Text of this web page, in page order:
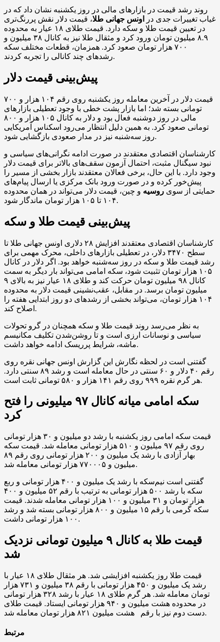
روند رشد قیمت در بازار‌های مالی در روز یکشنبه نشان داد که در
غیاب تغییرات جدی در
اونس جهانی طلا، قیمت دلار نقش پررنگ‌تری
در تعیین قیمت طلا و سکه دارد. قیمت طلای ۱۸ عیار به محدوده
۸.۹ میلیون تومان ورود کرد و مثقال طلا نیز به کانال ۳۸ میلیون و
۷۰۰ هزار تومان صعود کرد. همزمان، قطعات مختلف سکه
رشد‌های چند کانالی را تجربه کردند.
پیش‌بینی قیمت دلار
قیمت دلار در آخرین معامله روز یکشنبه روی رقم ۱۰۴ هزار و ۷۰۰
تومانی بسته شد؛ اما بازار پشت خطی با وجود تعطیلی بازار‌های
مالی در روز دوشنبه فعال بود و دلار به کانال ۱۰۵ هزار و ۸۰۰
تومانی صعود کرد. به همین دلیل انتظار می‌رود اسکناس آمریکایی
روز سه‌شنبه نیز در مدار صعودی بازگشایی شود.
کارشناسان اقتصادی معتقدند در صورت ادامه نگرانی‌های سیاسی و
نبود سیگنال مثبت، احتمال آزمون سقف‌های بالاتر برای قیمت دلار
وجود دارد. با این حال، برخی فعالان معتقدند بازار بخشی از مسیر را
پیش‌خور کرده و در صورت ورود بانک مرکزی یا ارسال پیام‌های
حمایتی از سوی روسیه و چین، قیمت دلار می‌تواند در همان محدوده
۱۰۴ تا ۱۰۵ هزار تومان ماندگار شود.
پیش‌بینی قیمت طلا و سکه
کارشناسان اقتصادی معتقدند افزایش ۲۸ دلاری اونس جهانی طلا تا
سطح ۳۴۷۰ دلار، در تعطیلی بازار‌های داخلی، محرک مهمی برای
رشد قیمت طلا و سکه در روز سه‌شنبه خواهد بود. اگر دلار در کانال
۱۰۵ هزار تومان تثبیت شود، سکه امامی می‌تواند بار دیگر به سمت
کانال ۹۸ میلیون تومان حرکت کند و طلای ۱۸ عیار نیز به بالای ۹
میلیون تومان برسد. در مقابل، عقب‌نشینی قیمت دلار به محدوده
۱۰۴ هزار تومان، می‌تواند بخشی از رشد‌های دو روز ابتدایی هفته را
اصلاح کند.
به نظر می‌رسد روند قیمت طلا و سکه همچنان در گرو تحولات
سیاسی و نوسانات ارزی است و تا روشن‌شدن تکلیف مکانیسم
ماشه، شرایط پرریسک ادامه خواهد داشت.
گفتنی است در لحظه نگارش این گزارش اونس جهانی نقره روی
رقم ۴۰ دلار و ۶۰ سنتی در حال معامله است و رشد ۸۹ سنتی دارد.
هر گرم نقره ۹۹۹ روی رقم ۱۴۱ هزار و ۵۸۰ تومانی ثابت است.
سکه امامی میانه کانال ۹۷ میلیونی را فتح
کرد
قیمت سکه امامی روز یکشنبه با رشد دو میلیون و ۳۰ هزار تومانی
روی رقم ۹۷ میلیون و ۵۱۰ هزار تومانی معامله شد. قیمت سکه
بهار آزادی با رشد یک میلیون و ۲۰۰ هزار تومانی روی رقم ۸۹
میلیون و ۷۷۰۰۰۵ هزار تومانی معامله شد.
گفتنی است نیم‌سکه با رشد یک میلیون و ۴۰۰ هزار تومانی و ربع
سکه با رشد ۵۰۰ هزار تومانی به ترتیب با رقم ۵۲ میلیون و ۴۰۰
هزار تومان و ۳۱ میلیون و ۱۰۰ هزار تومانی معامله شدند. قیمت
سکه گرمی با رقم ۱۵ میلیون و ۸۰۰ هزار تومانی بسته شد و رشد
۱۰۰ هزار تومانی داشت.
قیمت طلا به کانال ۹ میلیون تومانی نزدیک
شد
قیمت طلا روز یکشنبه افزایشی شد. هر مثقال طلای ۱۸ عیار با
رشد یک میلیون و ۴۵۰ هزار تومانی با رقم ۳۸ میلیون و ۷۳۱ هزار
تومان معامله شد. هر گرم طلای ۱۸ عیار با رشد ۳۲۸ هزار تومانی
در محدوده هشت میلیون و ۹۴۰ هزار تومانی ایستاد. قیمت طلای
دست دوم نیز با رقم هشت میلیون ۸۲۱ هزار تومان معامله شد.
مرتبط